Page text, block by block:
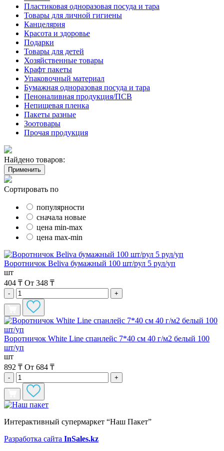
Пластиковая одноразовая посуда и тара
Товары для личной гигиены
Канцелярия
Красота и здоровье
Подарки
Товары для детей
Хозяйственные товары
Крафт пакеты
Упаковочный материал
Бумажная одноразовая посуда и тара
Пеноналивная продукция/ПСВ
Непищевая пленка
Пакеты разные
Зоотовары
Прочая продукция
Найдено товаров:
Применить
Сортировать по
популярности
сначала новые
цена min-max
цена max-min
Воротничок Beliva бумажный 100 шт/рул 5 рул/уп
шт
404 ₸ От 348 ₸
- +
Воротничок White Line спанлейс 7*40 см 40 г/м2 белый 100
шт/уп
шт
892 ₸ От 684 ₸
- +
Интерактивный супермаркет “Наш Пакет”
Разработка сайта InSales.kz